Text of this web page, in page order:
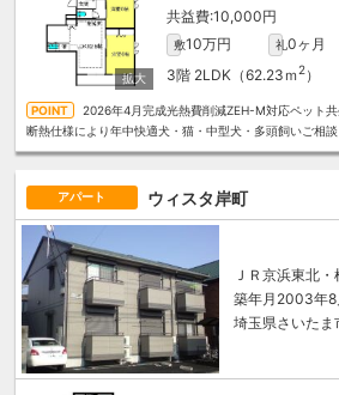
10,000円
敷10万円 礼0ヶ月
3階 2LDK（62.23ｍ2）
2026年4月完成光熱費削減ZEH-M対応ペット
断熱仕様により年中快適犬・猫・中型犬・多頭飼いご相談
アパート ウィスタ岸町
ＪＲ京浜東北
築年月2003年8
埼玉県さいた